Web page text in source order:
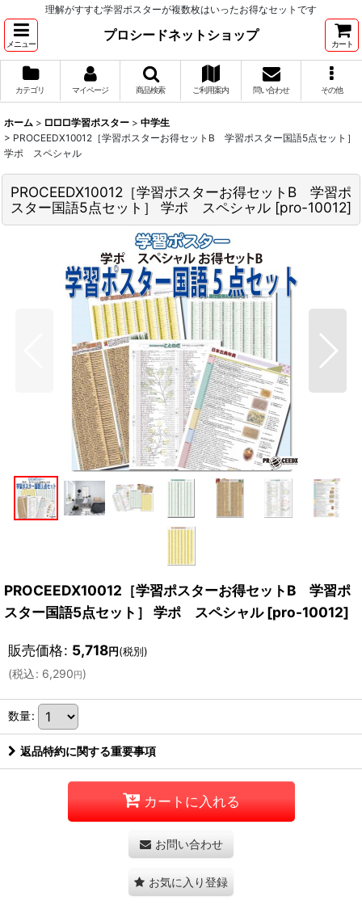
理解がすすむ学習ポスターが複数枚はいったお得なセットです
メニュー
プロシードネットショップ
カート
カテゴリ マイページ 商品検索 ご利用案内 問い合わせ その他
ホーム > □□□学習ポスター > 中学生
> PROCEEDX10012［学習ポスターお得セットB 学習ポスター国語5点セット］
学ポ スペシャル
PROCEEDX10012［学習ポスターお得セットB 学習ポ
スター国語5点セット］ 学ポ スペシャル [pro-10012]
PROCEEDX10012［学習ポスターお得セットB 学習ポ
スター国語5点セット］ 学ポ スペシャル [pro-10012]
販売価格: 5,718円(税別)
(税込: 6,290円)
数量:
返品特約に関する重要事項
カートに入れる
お問い合わせ
お気に入り登録